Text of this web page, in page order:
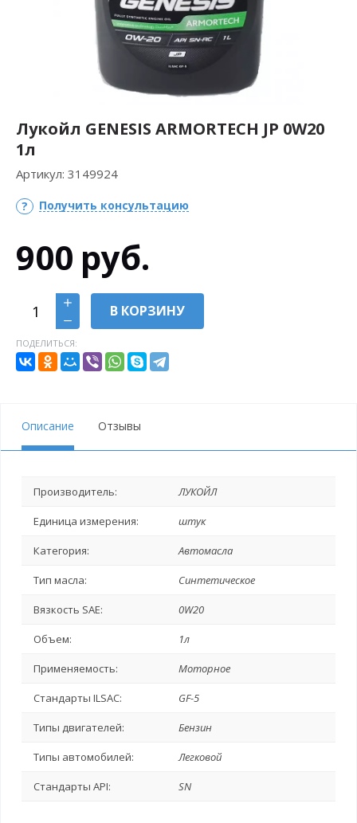
Лукойл GENESIS ARMORTECH JP 0W20
1л
Артикул: 3149924
Получить консультацию
900 руб.
В КОРЗИНУ
ПОДЕЛИТЬСЯ:
Описание Отзывы
Производитель: ЛУКОЙЛ
Единица измерения: штук
Категория: Автомасла
Тип масла: Синтетическое
Вязкость SAE: 0W20
Объем: 1л
Применяемость: Моторное
Стандарты ILSAC: GF-5
Типы двигателей: Бензин
Типы автомобилей: Легковой
Стандарты API: SN